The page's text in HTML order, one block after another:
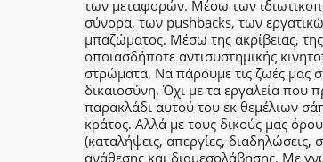
των μεταφορών. Μέσω των
σύνορα, των pushbacks, των
μπαζώματος. Μέσω της ακρίβειας,
οποιασδήποτε αντισυστημικής
στρώματα. Να πάρουμε τις ζωές μας
δικαιοσύνη. Όχι με τα εργαλεία που
παρακλάδι αυτού του εκ θεμέλιων
κράτος. Αλλά με τους δικούς μας
(καταλήψεις, απεργίες,
ανάθεσης και διαμεσολάβησης. Με